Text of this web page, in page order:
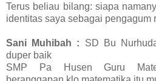
Terus beliau bilang: siapa
identitas saya sebagai pengagum
Sani Muhibah : SD Bu
duper baik
SMP Pa Husen Guru